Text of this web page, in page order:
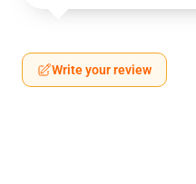
Write your review